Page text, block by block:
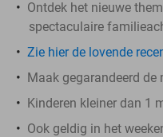
Ontdek het nieuwe
spectaculaire
Zie hier de lovende
Maak gegarandeerd de
Kinderen kleiner dan 1
Ook geldig in het